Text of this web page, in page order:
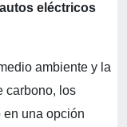
eléctricos
ambiente y la
carbono, los
una opción